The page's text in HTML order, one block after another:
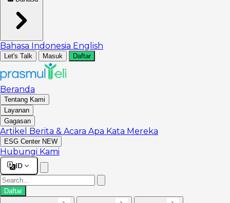
Bahasa Indonesia English
Let's Talk Masuk Daftar
Beranda
Tentang Kami
Layanan
Gagasan
Artikel Berita & Acara Apa Kata Mereka
ESG Center NEW
Hubungi Kami
ID
Daftar